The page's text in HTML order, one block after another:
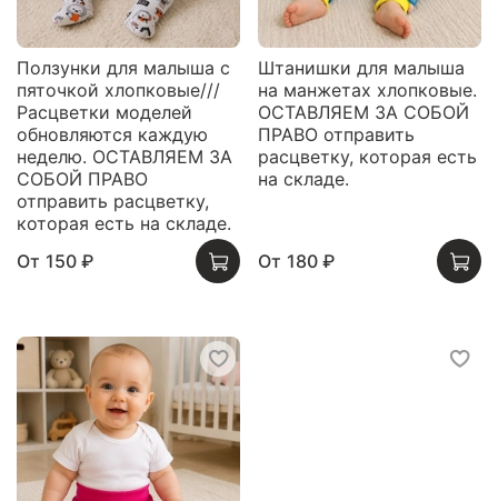
Ползунки для малыша с
пяточкой хлопковые///
Расцветки моделей
обновляются каждую
неделю. ОСТАВЛЯЕМ ЗА
СОБОЙ ПРАВО
отправить расцветку,
которая есть на складе.
От 150 ₽
Штанишки для малыша
на манжетах хлопковые.
ОСТАВЛЯЕМ ЗА СОБОЙ
ПРАВО отправить
расцветку, которая есть
на складе.
От 180 ₽